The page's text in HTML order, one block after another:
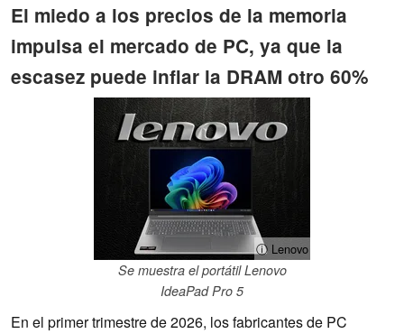
El miedo a los precios de la memoria
impulsa el mercado de PC, ya que la
escasez puede inflar la DRAM otro 60%
ⓘ Lenovo
Se muestra el portátil Lenovo
IdeaPad Pro 5
En el primer trimestre de 2026, los fabricantes de PC